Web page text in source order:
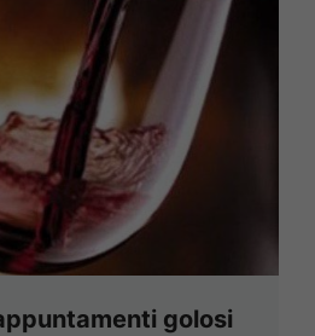
golosi